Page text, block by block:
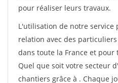
pour réaliser leurs travaux.
L'utilisation de notre service
relation avec des
dans toute la France et pour
Quel que soit votre secteur
chantiers grâce à . Chaque